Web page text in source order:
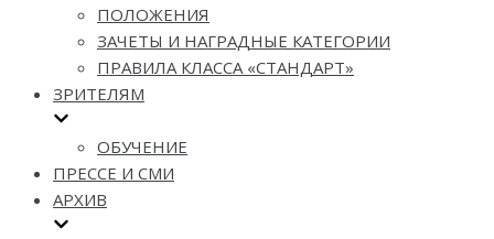
ПОЛОЖЕНИЯ
ЗАЧЕТЫ И НАГРАДНЫЕ КАТЕГОРИИ
ПРАВИЛА КЛАССА «СТАНДАРТ»
ЗРИТЕЛЯМ
ОБУЧЕНИЕ
ПРЕССЕ И СМИ
АРХИВ